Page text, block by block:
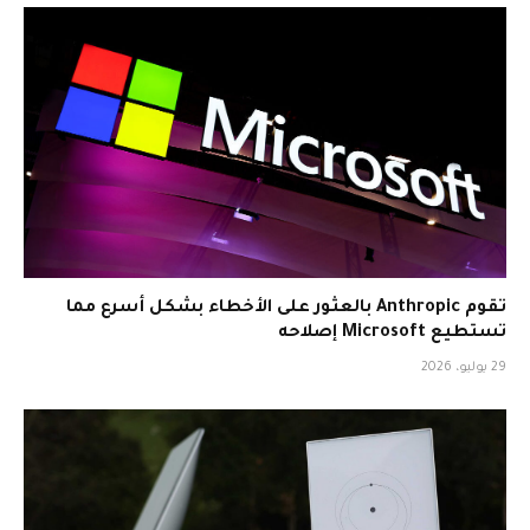
تقوم Anthropic بالعثور على الأخطاء بشكل أسرع مما
تستطيع Microsoft إصلاحه
29 يوليو، 2026